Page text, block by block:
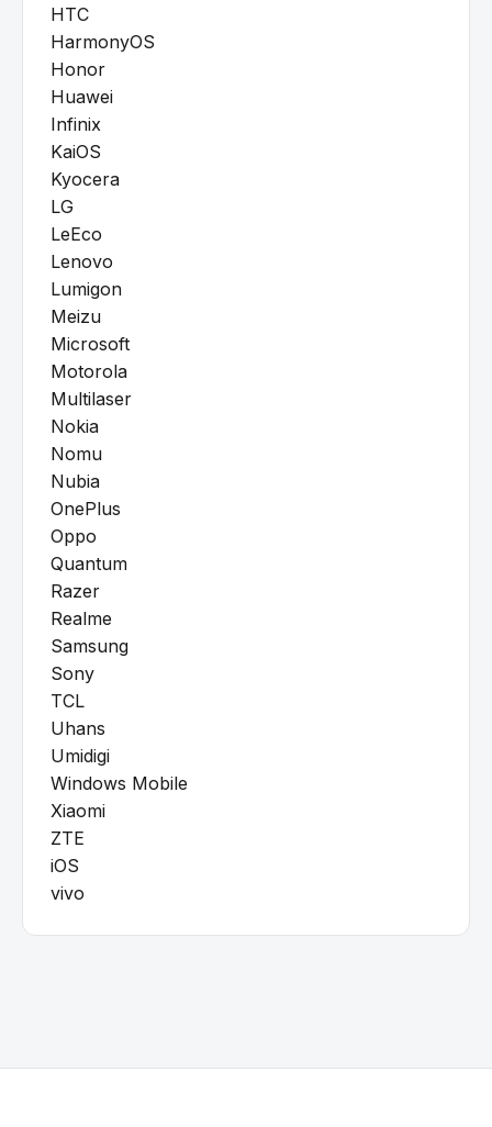
HTC
HarmonyOS
Honor
Huawei
Infinix
KaiOS
Kyocera
LG
LeEco
Lenovo
Lumigon
Meizu
Microsoft
Motorola
Multilaser
Nokia
Nomu
Nubia
OnePlus
Oppo
Quantum
Razer
Realme
Samsung
Sony
TCL
Uhans
Umidigi
Windows Mobile
Xiaomi
ZTE
iOS
vivo